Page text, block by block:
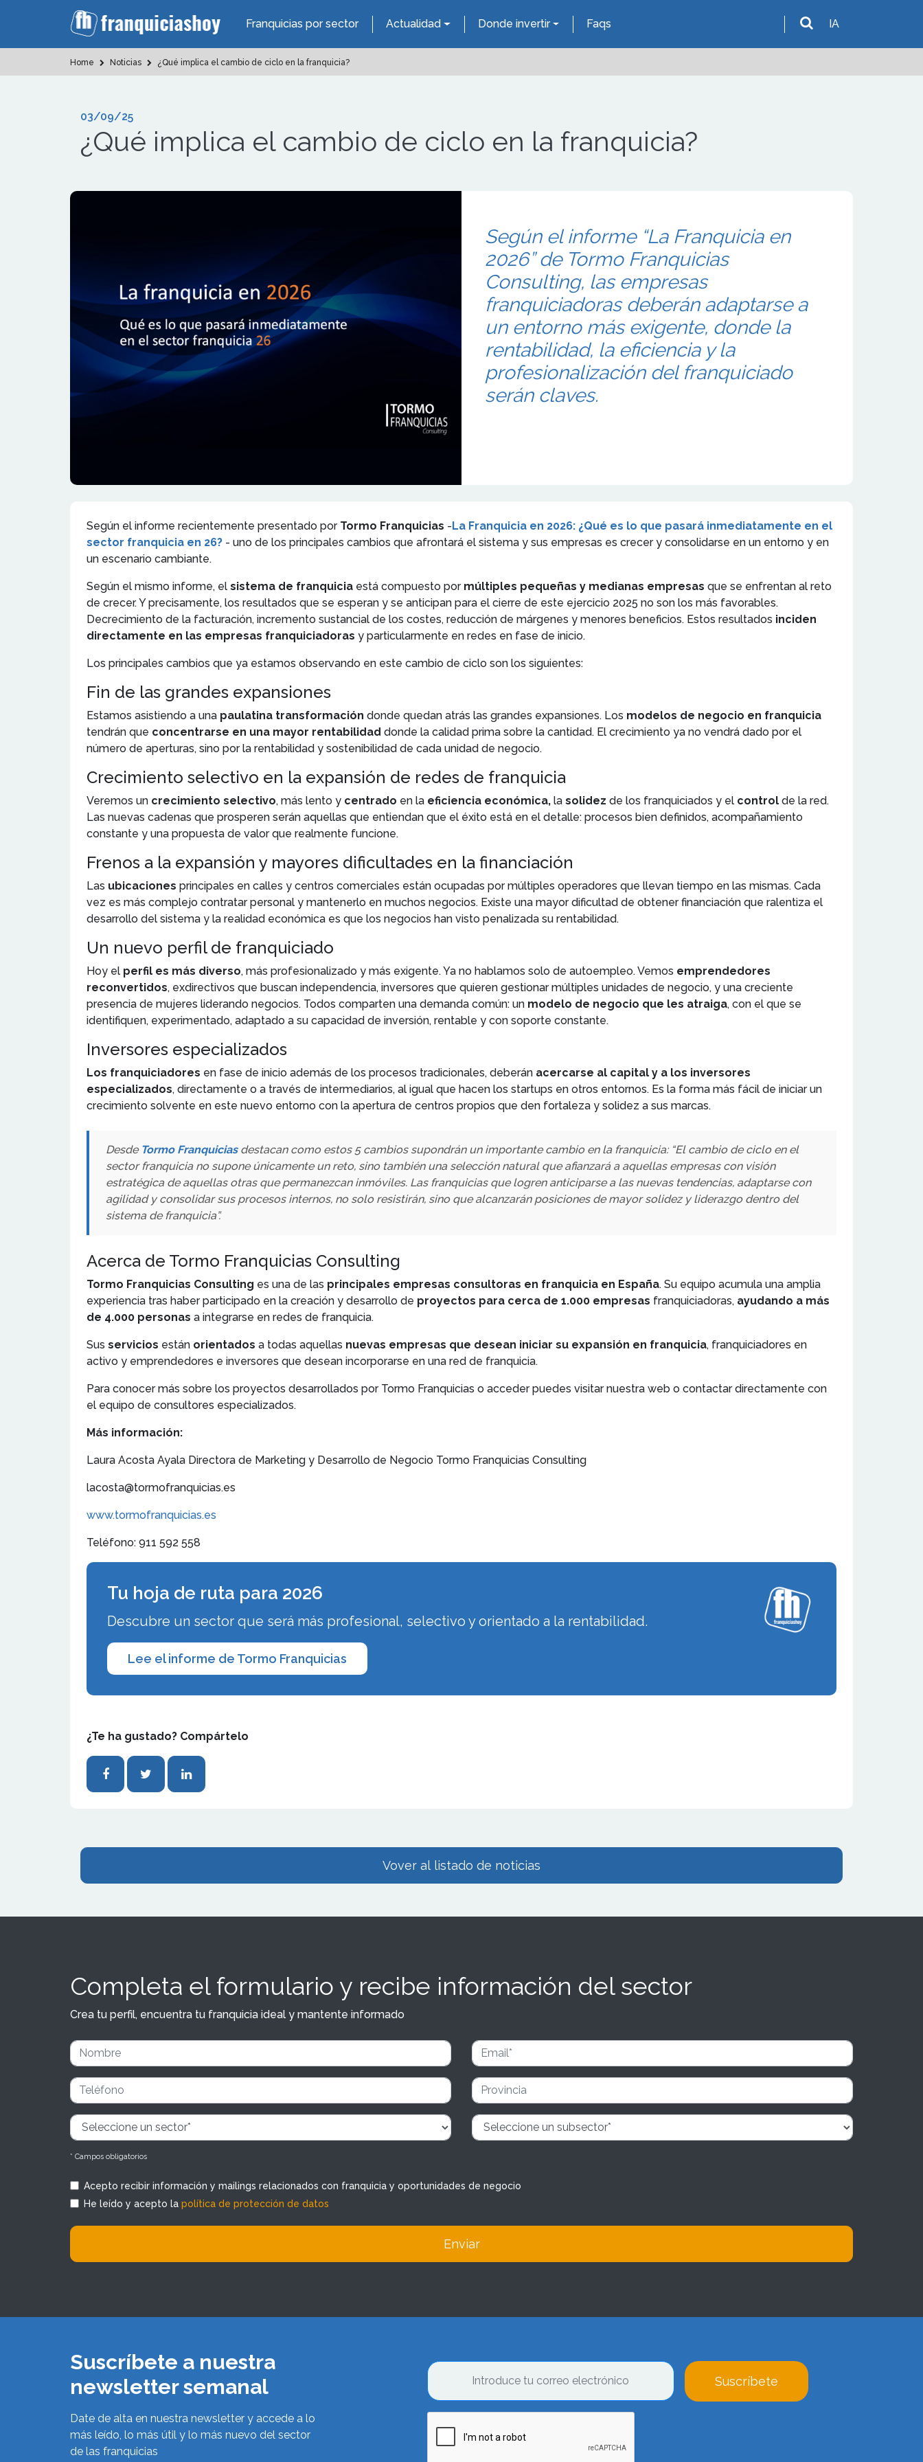
Franquicias por sector Actualidad Donde invertir Faqs IA
Home Noticias ¿Qué implica el cambio de ciclo en la franquicia?
03/09/25
¿Qué implica el cambio de ciclo en la franquicia?
Según el informe “La Franquicia en
2026” de Tormo Franquicias
Consulting, las empresas
franquiciadoras deberán adaptarse a
un entorno más exigente, donde la
rentabilidad, la eficiencia y la
profesionalización del franquiciado
serán claves.
Según el informe recientemente presentado por Tormo Franquicias -La Franquicia en 2026: ¿Qué es lo que pasará inmediatamente en el
sector franquicia en 26? - uno de los principales cambios que afrontará el sistema y sus empresas es crecer y consolidarse en un entorno y en
un escenario cambiante.
Según el mismo informe, el sistema de franquicia está compuesto por múltiples pequeñas y medianas empresas que se enfrentan al reto
de crecer. Y precisamente, los resultados que se esperan y se anticipan para el cierre de este ejercicio 2025 no son los más favorables.
Decrecimiento de la facturación, incremento sustancial de los costes, reducción de márgenes y menores beneficios. Estos resultados inciden
directamente en las empresas franquiciadoras y particularmente en redes en fase de inicio.
Los principales cambios que ya estamos observando en este cambio de ciclo son los siguientes:
Fin de las grandes expansiones
Estamos asistiendo a una paulatina transformación donde quedan atrás las grandes expansiones. Los modelos de negocio en franquicia
tendrán que concentrarse en una mayor rentabilidad donde la calidad prima sobre la cantidad. El crecimiento ya no vendrá dado por el
número de aperturas, sino por la rentabilidad y sostenibilidad de cada unidad de negocio.
Crecimiento selectivo en la expansión de redes de franquicia
Veremos un crecimiento selectivo, más lento y centrado en la eficiencia económica, la solidez de los franquiciados y el control de la red.
Las nuevas cadenas que prosperen serán aquellas que entiendan que el éxito está en el detalle: procesos bien definidos, acompañamiento
constante y una propuesta de valor que realmente funcione.
Frenos a la expansión y mayores dificultades en la financiación
Las ubicaciones principales en calles y centros comerciales están ocupadas por múltiples operadores que llevan tiempo en las mismas. Cada
vez es más complejo contratar personal y mantenerlo en muchos negocios. Existe una mayor dificultad de obtener financiación que ralentiza el
desarrollo del sistema y la realidad económica es que los negocios han visto penalizada su rentabilidad.
Un nuevo perfil de franquiciado
Hoy el perfil es más diverso, más profesionalizado y más exigente. Ya no hablamos solo de autoempleo. Vemos emprendedores
reconvertidos, exdirectivos que buscan independencia, inversores que quieren gestionar múltiples unidades de negocio, y una creciente
presencia de mujeres liderando negocios. Todos comparten una demanda común: un modelo de negocio que les atraiga, con el que se
identifiquen, experimentado, adaptado a su capacidad de inversión, rentable y con soporte constante.
Inversores especializados
Los franquiciadores en fase de inicio además de los procesos tradicionales, deberán acercarse al capital y a los inversores
especializados, directamente o a través de intermediarios, al igual que hacen los startups en otros entornos. Es la forma más fácil de iniciar un
crecimiento solvente en este nuevo entorno con la apertura de centros propios que den fortaleza y solidez a sus marcas.
Desde Tormo Franquiciasdestacan como estos 5 cambios supondrán un importante cambio en la franquicia: “El cambio de ciclo en el
sector franquicia no supone únicamente un reto, sino también una selección natural que afianzará a aquellas empresas con visión
estratégica de aquellas otras que permanezcan inmóviles. Las franquicias que logren anticiparse a las nuevas tendencias, adaptarse con
agilidad y consolidar sus procesos internos, no solo resistirán, sino que alcanzarán posiciones de mayor solidez y liderazgo dentro del
sistema de franquicia”.
Acerca de Tormo Franquicias Consulting
Tormo Franquicias Consulting es una de las principales empresas consultoras en franquicia en España. Su equipo acumula una amplia
experiencia tras haber participado en la creación y desarrollo de proyectos para cerca de 1.000 empresas franquiciadoras, ayudando a más
de 4.000 personas a integrarse en redes de franquicia.
Sus servicios están orientados a todas aquellas nuevas empresas que desean iniciar su expansión en franquicia, franquiciadores en
activo y emprendedores e inversores que desean incorporarse en una red de franquicia.
Para conocer más sobre los proyectos desarrollados por Tormo Franquicias o acceder puedes visitar nuestra web o contactar directamente con
el equipo de consultores especializados.
Más información:
Laura Acosta Ayala Directora de Marketing y Desarrollo de Negocio Tormo Franquicias Consulting
lacosta@tormofranquicias.es
www.tormofranquicias.es
Teléfono: 911 592 558
Tu hoja de ruta para 2026
Descubre un sector que será más profesional, selectivo y orientado a la rentabilidad.
Lee el informe de Tormo Franquicias
¿Te ha gustado? Compártelo
Vover al listado de noticias
Completa el formulario y recibe información del sector
Crea tu perfil, encuentra tu franquicia ideal y mantente informado
* Campos obligatorios
Acepto recibir información y mailings relacionados con franquicia y oportunidades de negocio
He leído y acepto la política de protección de datos
Enviar
Suscríbete a nuestra
newsletter semanal
Date de alta en nuestra newsletter y accede a lo
más leído, lo más útil y lo más nuevo del sector
de las franquicias
Suscríbete